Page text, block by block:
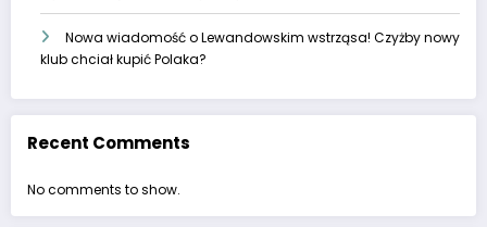
Nowa wiadomość o Lewandowskim wstrząsa! Czyżby nowy
klub chciał kupić Polaka?
Recent Comments
No comments to show.